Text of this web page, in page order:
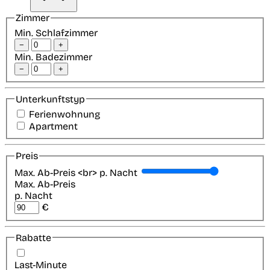
Zimmer
Min. Schlafzimmer
− +
Min. Badezimmer
− +
Unterkunftstyp
Ferienwohnung
Apartment
Preis
Max. Ab-Preis <br> p. Nacht
Max. Ab-Preis
p. Nacht
€
Rabatte
Last-Minute